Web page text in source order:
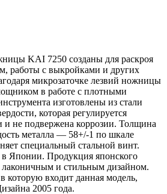
KAI 7250 созданы для раскроя
работы с выкройками и других
микрозаточке лезвий ножницы
в работе с плотными
изготовлены из стали
которая регулируется
и не подвержена коррозии. Толщина
металла — 58+/-1 по шкале
специальный стальной винт.
Японии. Продукция японского
лаконичным и стильным дизайном.
входит данная модель,
2005 года.